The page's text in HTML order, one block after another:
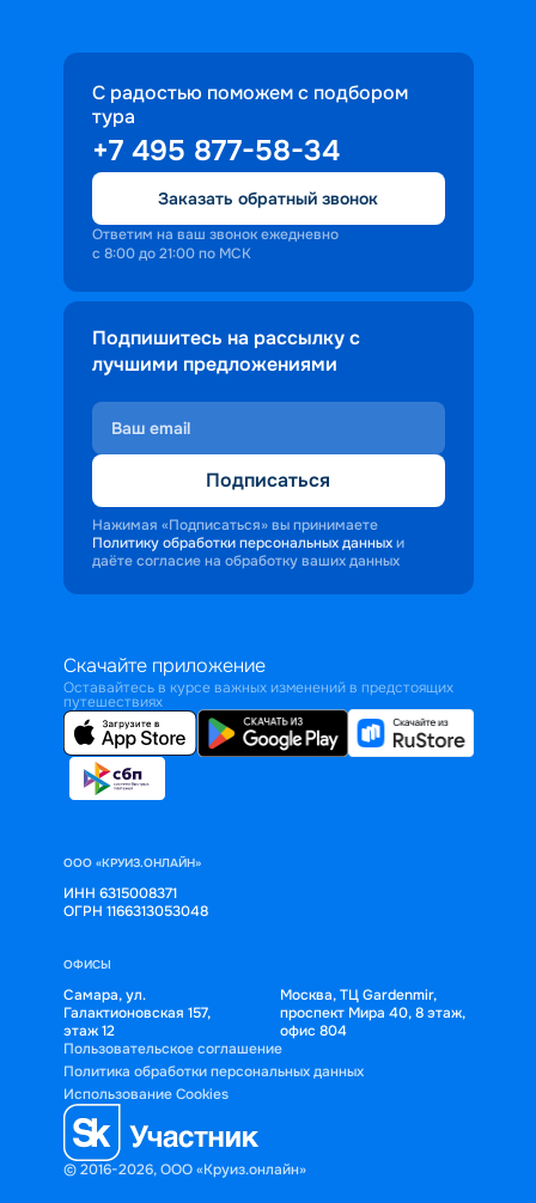
С радостью поможем с подбором
тура
+7 495 877-58-34
Заказать обратный звонок
Ответим на ваш звонок ежедневно
с 8:00 до 21:00 по МСК
Подпишитесь на рассылку с
лучшими предложениями
Подписаться
Нажимая «Подписаться» вы принимаете
Политику обработки персональных данных и
даёте согласие на обработку ваших данных
Скачайте приложение
Оставайтесь в курсе важных изменений в предстоящих
путешествиях
ООО «КРУИЗ.ОНЛАЙН»
ИНН 6315008371
ОГРН 1166313053048
ОФИСЫ
Самара, ул.
Галактионовская 157,
этаж 12
Москва, ТЦ Gardenmir,
проспект Мира 40, 8 этаж,
офис 804
© 2016-2026, ООО «Круиз.онлайн»
Пользовательское соглашение
Политика обработки персональных данных
Использование Cookies